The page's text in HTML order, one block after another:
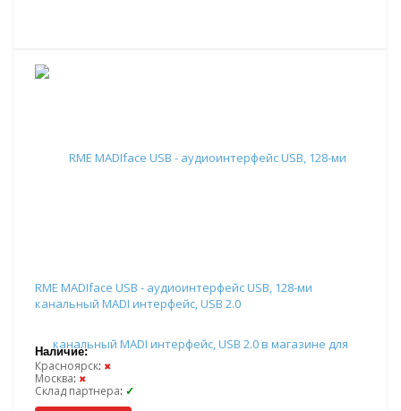
RME MADIface USB - аудиоинтерфейс USB, 128-ми
канальный MADI интерфейс, USB 2.0
Наличие:
Красноярск: ✖
Москва: ✖
Склад партнера: ✓